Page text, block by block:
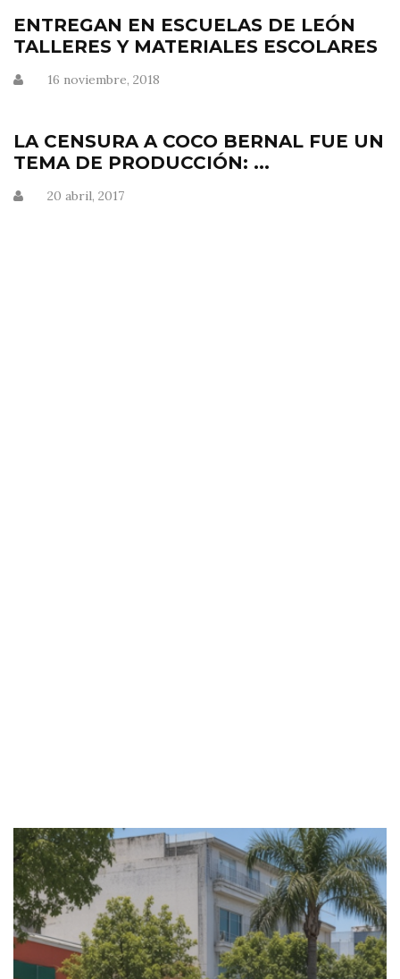
ENTREGAN EN ESCUELAS DE LEÓN
TALLERES Y MATERIALES ESCOLARES
16 noviembre, 2018
LA CENSURA A COCO BERNAL FUE UN
TEMA DE PRODUCCIÓN: ...
20 abril, 2017